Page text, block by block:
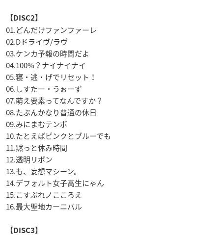
【DISC2】
01.どんだけファンファーレ
02.Dドライヴ/ラヴ
03.ケンカ予報の時間だよ
04.100%？ナイナイナイ
05.寝・逃・げでリセット！
06.しすたー・うぉーず
07.萌え要素ってなんですか？
08.たぶんかなり普通の休日
09.みにまむテンポ
10.たとえばピンクとブルーでも
11.黙っと休み時間
12.透明リボン
13.も、妄想マシーン。
14.デフォルト女子高生にゃん
15.こすぷれノこころえ
16.最大聖地カーニバル
【DISC3】